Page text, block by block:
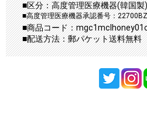
■区分：高度管理医療機器(韓国製)
■高度管理医療機器承認番号：
■商品コード：
■配送方法：郵パケット送料無料